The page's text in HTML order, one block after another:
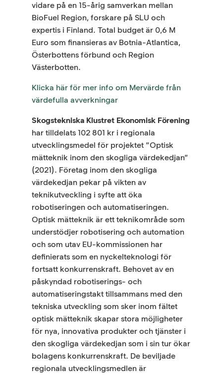
vidare på en 15-årig samverkan mellan
BioFuel Region, forskare på SLU och
expertis i Finland. Total budget är 0,6 M
Euro som finansieras av Botnia-Atlantica,
Österbottens förbund och Region
Västerbotten.
Klicka här för mer info om Mervärde från
värdefulla avverkningar
Skogstekniska Klustret Ekonomisk Förening
har tilldelats 102 801 kr i regionala
utvecklingsmedel för projektet ”Optisk
mätteknik inom den skogliga värdekedjan”
(2021). Företag inom den skogliga
värdekedjan pekar på vikten av
teknikutveckling i syfte att öka
robotiseringen och automatiseringen.
Optisk mätteknik är ett teknikområde som
understödjer robotisering och automation
och som utav EU-kommissionen har
definierats som en nyckelteknologi för
fortsatt konkurrenskraft. Behovet av en
påskyndad robotiserings- och
automatiseringstakt tillsammans med den
tekniska utveckling som sker inom fältet
optisk mätteknik skapar stora möjligheter
för nya, innovativa produkter och tjänster i
den skogliga värdekedjan som i sin tur ökar
bolagens konkurrenskraft. De beviljade
regionala utvecklingsmedlen är